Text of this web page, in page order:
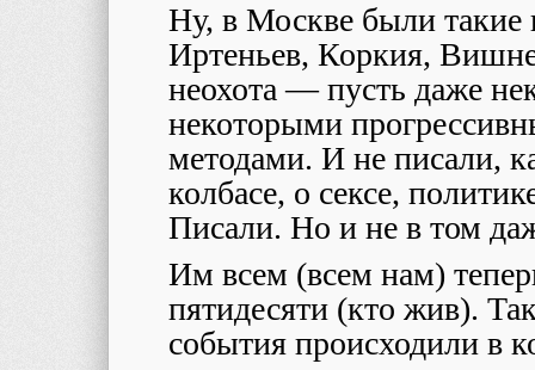
Ну, в Москве были
Иртеньев, Коркия,
неохота — пусть даже
некоторыми
методами. И не писали,
колбасе, о сексе,
Писали. Но и не в том
Им всем (всем нам)
пятидесяти (кто жив).
события происходили в